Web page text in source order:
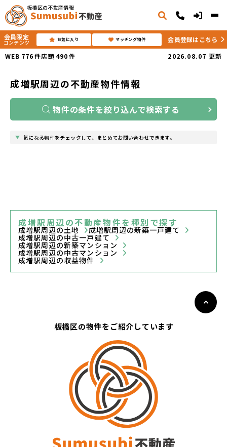
板橋区の不動産情報
会員限定
コンテンツ お気に入り マッチング物件
会員登録はこちら
WEB 776件店頭 490 件 2026.08.07 更新
成増駅周辺の不動産物件情報
物件の条件を絞り込んで検索する
気になる物件をチェックして、まとめてお問い合わせできます。
成増駅周辺の不動産物件を種別で探す
成増駅周辺の土地 成増駅周辺の新築一戸建て
成増駅周辺の中古一戸建て
成増駅周辺の新築マンション
成増駅周辺の中古マンション
成増駅周辺の収益物件
板橋区の物件をご紹介しています